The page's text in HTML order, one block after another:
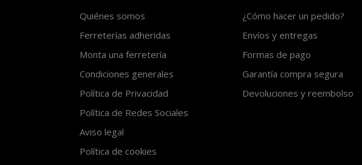
Quiénes somos
Ferreterías adheridas
Monta una ferretería
Condiciones generales
Política de Privacidad
Política de Redes Sociales
Aviso legal
Política de cookies
¿Cómo hacer un pedido?
Envíos y entregas
Formas de pago
Garantía compra segura
Devoluciones y reembolso